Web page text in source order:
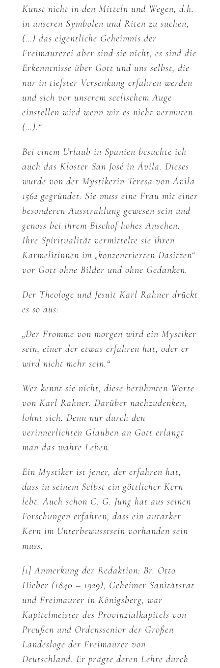
Kunst nicht in den Mitteln und Wegen, d.h.
in unseren Symbolen und Riten zu suchen,
(…) das eigentliche Geheimnis der
Freimaurerei aber sind sie nicht, es sind die
Erkenntnisse über Gott und uns selbst, die
nur in tiefster Versenkung erfahren werden
und sich vor unserem seelischem Auge
einstellen wird wenn wir es nicht vermuten
(…).“
Bei einem Urlaub in Spanien besuchte ich
auch das Kloster San José in Ávila. Dieses
wurde von der Mystikerin Teresa von Ávila
1562 gegründet. Sie muss eine Frau mit einer
besonderen Ausstrahlung gewesen sein und
genoss bei ihrem Bischof hohes Ansehen.
Ihre Spiritualität vermittelte sie ihren
Karmelitinnen im „konzentrierten Dasitzen“
vor Gott ohne Bilder und ohne Gedanken.
Der Theologe und Jesuit Karl Rahner drückt
es so aus:
„Der Fromme von morgen wird ein Mystiker
sein, einer der etwas erfahren hat, oder er
wird nicht mehr sein.“
Wer kennt sie nicht, diese berühmten Worte
von Karl Rahner. Darüber nachzudenken,
lohnt sich. Denn nur durch den
verinnerlichten Glauben an Gott erlangt
man das wahre Leben.
Ein Mystiker ist jener, der erfahren hat,
dass in seinem Selbst ein göttlicher Kern
lebt. Auch schon C. G. Jung hat aus seinen
Forschungen erfahren, dass ein autarker
Kern im Unterbewusstsein vorhanden sein
muss.
[1] Anmerkung der Redaktion: Br. Otto
Hieber (1840 – 1929), Geheimer Sanitätsrat
und Freimaurer in Königsberg, war
Kapitelmeister des Provinzialkapitels von
Preußen und Ordenssenior der Großen
Landesloge der Freimaurer von
Deutschland. Er prägte deren Lehre durch